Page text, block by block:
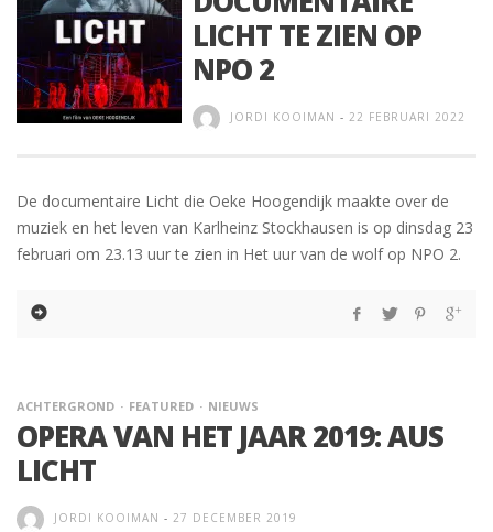
LICHT TE ZIEN OP
NPO 2
JORDI KOOIMAN - 22 FEBRUARI 2022
De documentaire Licht die Oeke Hoogendijk maakte over de
muziek en het leven van Karlheinz Stockhausen is op dinsdag 23
februari om 23.13 uur te zien in Het uur van de wolf op NPO 2.
ACHTERGROND FEATURED NIEUWS
OPERA VAN HET JAAR 2019: AUS
LICHT
JORDI KOOIMAN - 27 DECEMBER 2019